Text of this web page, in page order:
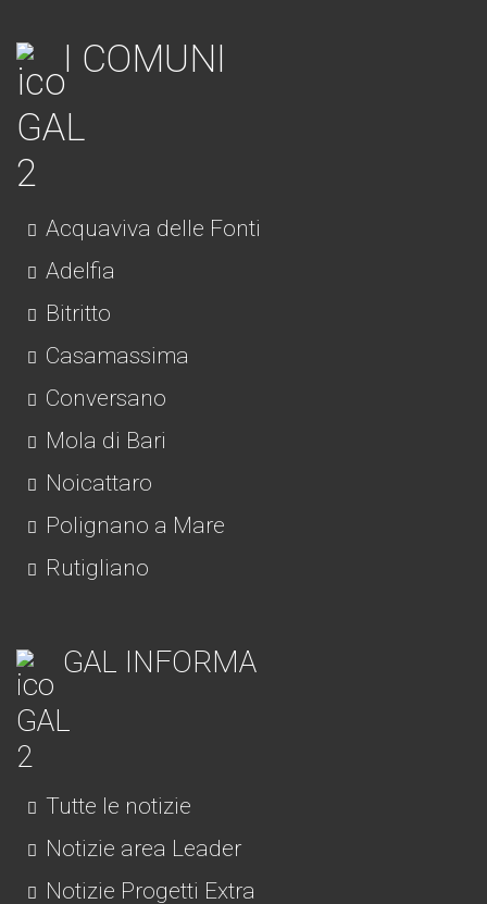
I COMUNI
Acquaviva delle Fonti
Adelfia
Bitritto
Casamassima
Conversano
Mola di Bari
Noicattaro
Polignano a Mare
Rutigliano
GAL INFORMA
Tutte le notizie
Notizie area Leader
Notizie Progetti Extra